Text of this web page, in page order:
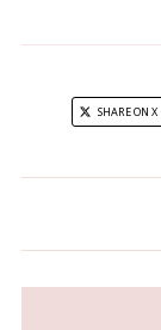
SHARE ON X